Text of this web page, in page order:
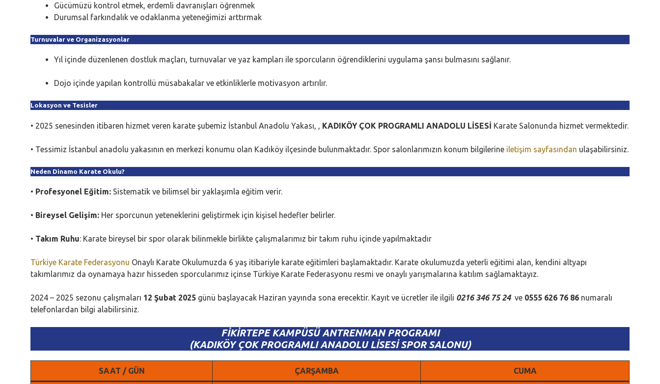
Gücümüzü kontrol etmek, erdemli davranışları öğrenmek
Durumsal farkındalık ve odaklanma yeteneğimizi arttırmak
Turnuvalar ve Organizasyonlar
Yıl içinde düzenlenen dostluk maçları, turnuvalar ve yaz kampları ile sporcuların öğrendiklerini uygulama şansı bulmasını sağlanır.
Dojo içinde yapılan kontrollü müsabakalar ve etkinliklerle motivasyon artırılır.
Lokasyon ve Tesisler
• 2025 senesinden itibaren hizmet veren karate şubemiz İstanbul Anadolu Yakası, , KADIKÖY ÇOK PROGRAMLI ANADOLU LİSESİ Karate Salonunda hizmet vermektedir.
• Tessimiz İstanbul anadolu yakasının en merkezi konumu olan Kadıköy ilçesinde bulunmaktadır. Spor salonlarımızın konum bilgilerine iletişim sayfasından ulaşabilirsiniz.
Neden Dinamo Karate Okulu?
• Profesyonel Eğitim: Sistematik ve bilimsel bir yaklaşımla eğitim verir.
• Bireysel Gelişim: Her sporcunun yeteneklerini geliştirmek için kişisel hedefler belirler.
• Takım Ruhu: Karate bireysel bir spor olarak bilinmekle birlikte çalışmalarımız bir takım ruhu içinde yapılmaktadır
Türkiye Karate Federasyonu Onaylı Karate Okulumuzda 6 yaş itibariyle karate eğitimleri başlamaktadır. Karate okulumuzda yeterli eğitimi alan, kendini altyapı
takımlarımız da oynamaya hazır hisseden sporcularımız içinse Türkiye Karate Federasyonu resmi ve onaylı yarışmalarına katılım sağlamaktayız.
2024 – 2025 sezonu çalışmaları 12 Şubat 2025 günü başlayacak Haziran yayında sona erecektir. Kayıt ve ücretler ile ilgili 0216 346 75 24ve 0555 626 76 86 numaralı
telefonlardan bilgi alabilirsiniz.
FİKİRTEPE KAMPÜSÜ ANTRENMAN PROGRAMI
(KADIKÖY ÇOK PROGRAMLI ANADOLU LİSESİ SPOR SALONU)
SAAT / GÜN ÇARŞAMBA CUMA